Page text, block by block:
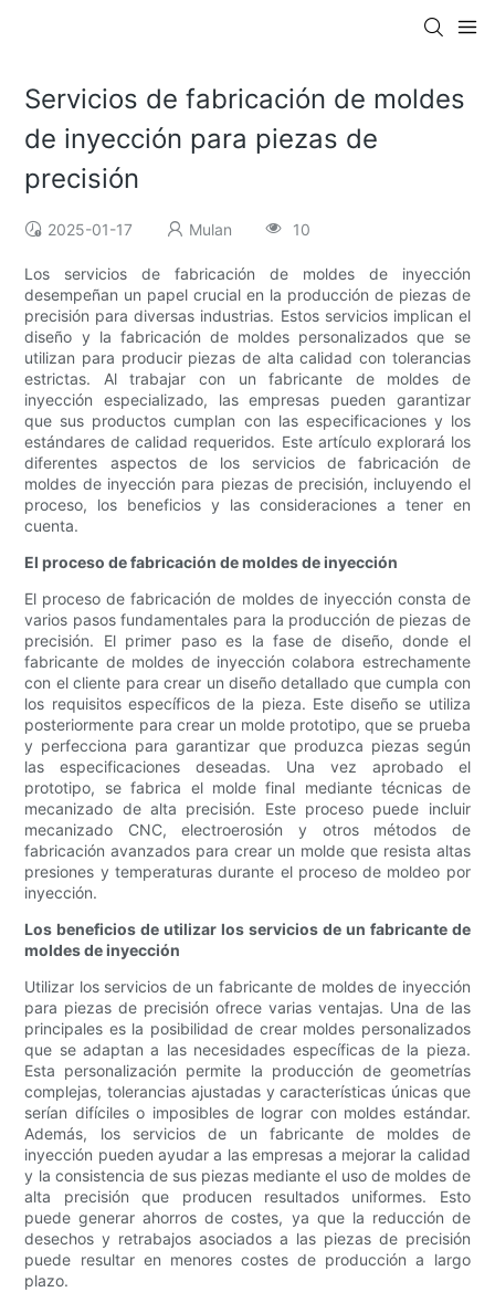
Servicios de fabricación de moldes
de inyección para piezas de
precisión
2025-01-17 Mulan 10
Los servicios de fabricación de moldes de inyección
desempeñan un papel crucial en la producción de piezas de
precisión para diversas industrias. Estos servicios implican el
diseño y la fabricación de moldes personalizados que se
utilizan para producir piezas de alta calidad con tolerancias
estrictas. Al trabajar con un fabricante de moldes de
inyección especializado, las empresas pueden garantizar
que sus productos cumplan con las especificaciones y los
estándares de calidad requeridos. Este artículo explorará los
diferentes aspectos de los servicios de fabricación de
moldes de inyección para piezas de precisión, incluyendo el
proceso, los beneficios y las consideraciones a tener en
cuenta.
El proceso de fabricación de moldes de inyección
El proceso de fabricación de moldes de inyección consta de
varios pasos fundamentales para la producción de piezas de
precisión. El primer paso es la fase de diseño, donde el
fabricante de moldes de inyección colabora estrechamente
con el cliente para crear un diseño detallado que cumpla con
los requisitos específicos de la pieza. Este diseño se utiliza
posteriormente para crear un molde prototipo, que se prueba
y perfecciona para garantizar que produzca piezas según
las especificaciones deseadas. Una vez aprobado el
prototipo, se fabrica el molde final mediante técnicas de
mecanizado de alta precisión. Este proceso puede incluir
mecanizado CNC, electroerosión y otros métodos de
fabricación avanzados para crear un molde que resista altas
presiones y temperaturas durante el proceso de moldeo por
inyección.
Los beneficios de utilizar los servicios de un fabricante de
moldes de inyección
Utilizar los servicios de un fabricante de moldes de inyección
para piezas de precisión ofrece varias ventajas. Una de las
principales es la posibilidad de crear moldes personalizados
que se adaptan a las necesidades específicas de la pieza.
Esta personalización permite la producción de geometrías
complejas, tolerancias ajustadas y características únicas que
serían difíciles o imposibles de lograr con moldes estándar.
Además, los servicios de un fabricante de moldes de
inyección pueden ayudar a las empresas a mejorar la calidad
y la consistencia de sus piezas mediante el uso de moldes de
alta precisión que producen resultados uniformes. Esto
puede generar ahorros de costes, ya que la reducción de
desechos y retrabajos asociados a las piezas de precisión
puede resultar en menores costes de producción a largo
plazo.